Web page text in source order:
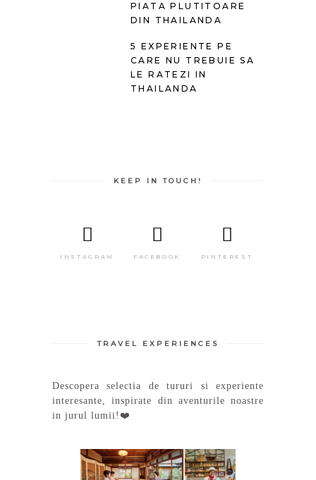
PIATA PLUTITOARE
DIN THAILANDA
5 EXPERIENTE PE
CARE NU TREBUIE SA
LE RATEZI IN
THAILANDA
KEEP IN TOUCH!
INSTAGRAM FACEBOOK PINTEREST
TRAVEL EXPERIENCES
Descopera selectia de tururi si experiente
interesante, inspirate din aventurile noastre
in jurul lumii!❤️